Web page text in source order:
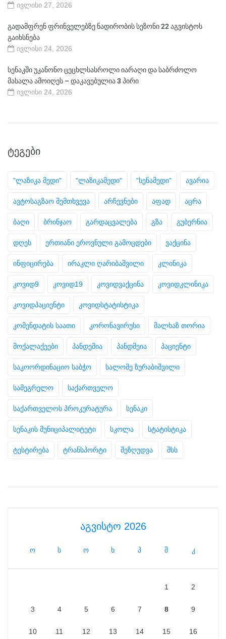
ივლისი 27, 2026
გადამფრენ ფრინველებზე ნადირობის სეზონი 22 აგვისტოს
გაიხსნება
ივლისი 24, 2026
სენაკში უკანონო ცეცხლსასროლი იარაღი და საბრძოლო
მასალა ამოიღეს – დაკავებულია 3 პირი
ივლისი 24, 2026
ᲢᲔᲒᲔᲑᲘ
"ლაზიკა მედი" "ლაზიკამედი" "სენამედი" ავარია
ავტოსაგზაო შემთხვევა არჩევნები აფად აცრა
ბაღი ბრინჯაო გარდაცვალება გზა გუბერნია
დღეს ერთიანი ეროვნული გამოცდები ვაქცინა
ინფიცირება ირაკლი ღარიბაშვილი კლინიკა
კოვიდ9 კოვიდ19 კოვიდვაქცინა კოვიდკლინიკა
კოვიდპაციენტი კოვიდსტატისტიკა
კომენდატის საათი კორონავირუსი მალხაზ თორია
მოქალაქეები პანდემია პანდმეია პაციენტი
საკოორდინაციო საბჭო სალომე ზურაბიშვილი
სამეგრელო საქართველო
საქართველოს პროკურატურა სენაკი
სენაკის მუნიციპალიტეტი სკოლა სტატისტიკა
ტესტირება ტრანსპორტი შეზღუდვა შსს
აგვისტო 2026
ო ს ო ხ პ შ კ
1 2
3 4 5 6 7 8 9
10 11 12 13 14 15 16